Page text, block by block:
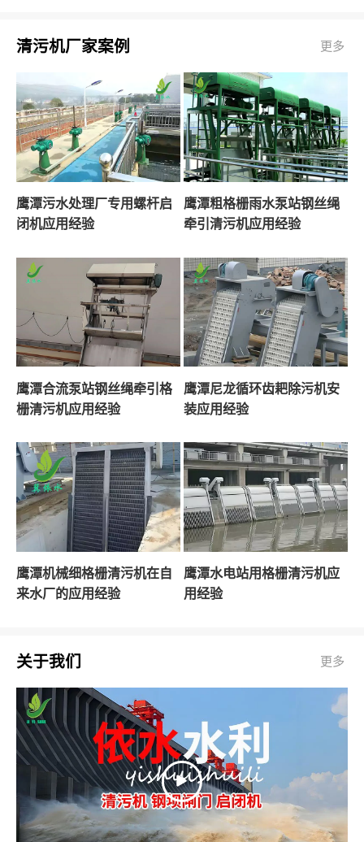
清污机厂家案例 更多
鹰潭污水处理厂专用螺杆启
闭机应用经验
鹰潭粗格栅雨水泵站钢丝绳
牵引清污机应用经验
鹰潭合流泵站钢丝绳牵引格
栅清污机应用经验
鹰潭尼龙循环齿耙除污机安
装应用经验
鹰潭机械细格栅清污机在自
来水厂的应用经验
鹰潭水电站用格栅清污机应
用经验
关于我们 更多